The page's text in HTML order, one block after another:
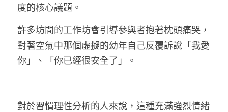
預約各項服務
解夢與清醒夢工作坊
工作坊報名
催眠師進修班
證照班報名
一個小時理解催眠
各式文章
好評回饋
官方LINE
LINE社群
度的核心議題。
許多坊間的工作坊會引導參與者抱著枕頭痛哭，
對著空氣中那個虛擬的幼年自己反覆訴說「我愛
你」、「你已經很安全了」。
對於習慣理性分析的人來說，這種充滿強烈情緒